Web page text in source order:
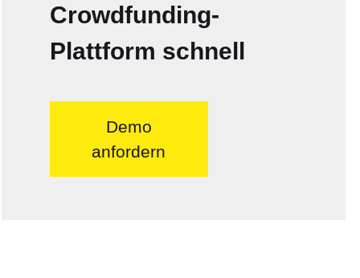
Crowdfunding-
Plattform schnell
Demo
anfordern